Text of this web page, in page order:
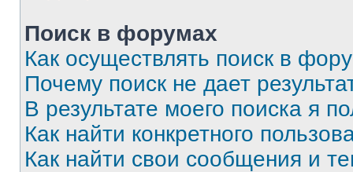
Поиск в форумах
Как осуществлять поиск в
Почему поиск не дает
В результате моего поиска я
Как найти конкретного
Как найти свои сообщения и